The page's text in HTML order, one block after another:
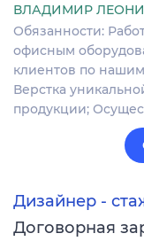
ВЛАДИМИР
Обязанности:
офисным
клиентов по
Верстка
продукции;
Дизайнер -
Договорная